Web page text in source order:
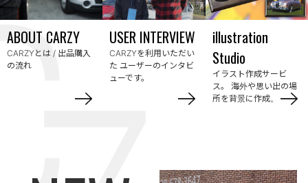
CARZYとは / 出品購入
の流れ
CARZYを利用いただい
た ユーザーのインタビ
ューです。
イラスト作成サービ
ス。 海外や思い出の場
所を背景に作成。